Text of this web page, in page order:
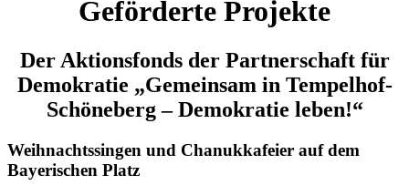
Geförderte Projekte
Der Aktionsfonds der Partnerschaft für
Demokratie „Gemeinsam in Tempelhof-
Schöneberg – Demokratie leben!“
Weihnachtssingen und Chanukkafeier auf dem
Bayerischen Platz